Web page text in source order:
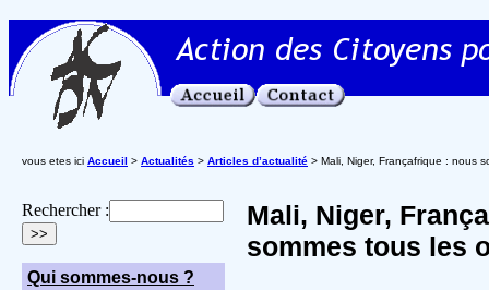
vous etes ici Accueil > Actualités > Articles d’actualité > Mali, Niger, Françafrique : nous
Rechercher :
Qui sommes-nous ?
Mali, Niger,
sommes tous les